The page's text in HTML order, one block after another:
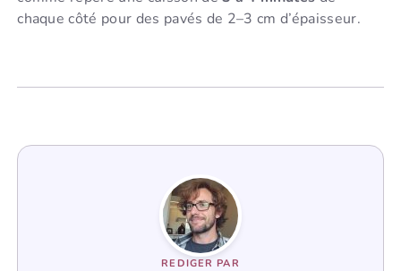
chaque côté pour des pavés de 2–3 cm d’épaisseur.
REDIGER PAR